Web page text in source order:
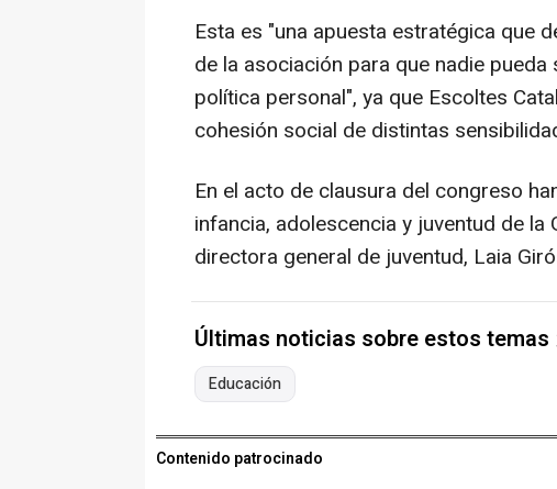
Esta es "una apuesta estratégica que
de la asociación para que nadie
política personal", ya que Escoltes
cohesión social de distintas
En el acto de clausura del congreso
infancia, adolescencia y juventud de la
directora general de juventud, Laia
Últimas noticias sobre estos temas
Educación
Contenido patrocinado